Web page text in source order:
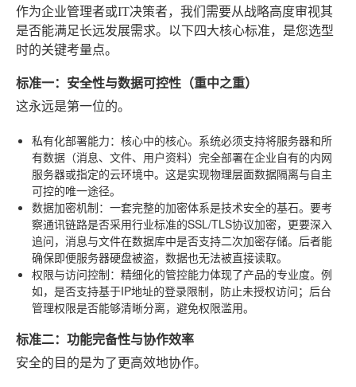
作为企业管理者或IT决策者，我们需要从战略高度审视其
是否能满足长远发展需求。以下四大核心标准，是您选型
时的关键考量点。
标准一：安全性与数据可控性（重中之重）
这永远是第一位的。
私有化部署能力：核心中的核心。系统必须支持将服务器和所
有数据（消息、文件、用户资料）完全部署在企业自有的内网
服务器或指定的云环境中。这是实现物理层面数据隔离与自主
可控的唯一途径。
数据加密机制：一套完整的加密体系是技术安全的基石。要考
察通讯链路是否采用行业标准的SSL/TLS协议加密，更要深入
追问，消息与文件在数据库中是否支持二次加密存储。后者能
确保即便服务器硬盘被盗，数据也无法被直接读取。
权限与访问控制：精细化的管控能力体现了产品的专业度。例
如，是否支持基于IP地址的登录限制，防止未授权访问；后台
管理权限是否能够清晰分离，避免权限滥用。
标准二：功能完备性与协作效率
安全的目的是为了更高效地协作。